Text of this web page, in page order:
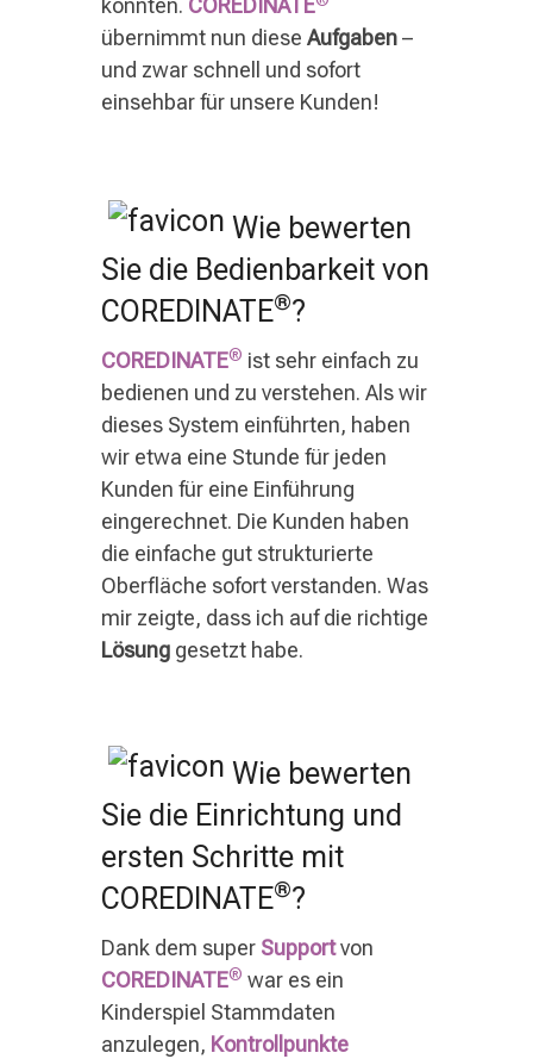
konnten. COREDINATE
übernimmt nun diese Aufgaben–
und zwar schnell und sofort
einsehbar für unsere Kunden!
Wie bewerten
Sie die Bedienbarkeit von
COREDINATE®?
COREDINATE® ist sehr einfach zu
bedienen und zu verstehen. Als wir
dieses System einführten, haben
wir etwa eine Stunde für jeden
Kunden für eine Einführung
eingerechnet. Die Kunden haben
die einfache gut strukturierte
Oberfläche sofort verstanden. Was
mir zeigte, dass ich auf die richtige
Lösung gesetzt habe.
Wie bewerten
Sie die Einrichtung und
ersten Schritte mit
COREDINATE®?
Dank dem super Supportvon
COREDINATE® war es ein
Kinderspiel Stammdaten
anzulegen, Kontrollpunkte